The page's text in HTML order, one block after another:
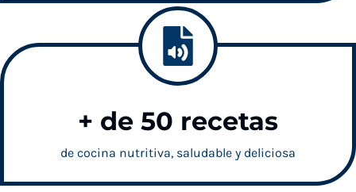
+ de 50 recetas
de cocina nutritiva, saludable y deliciosa